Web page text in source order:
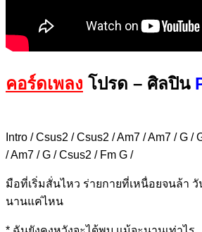
คอร์ดเพลง โปรด – ศิลปิน
Intro / Csus2 / Csus2 / Am7 / Am7 / G /
/ Am7 / G / Csus2 / Fm G /
มือที่เริ่มสั่นไหว ร่ายกายที่เหนื่อยจนล้า วั
นานแค่ไหน